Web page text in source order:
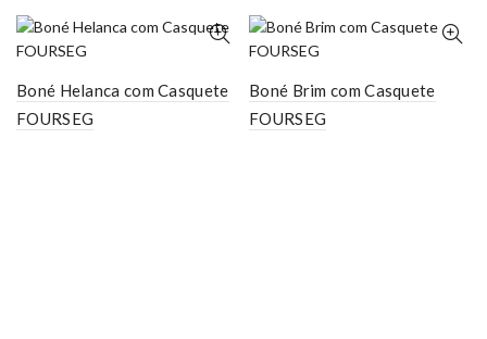
Boné Helanca com Casquete
FOURSEG
Boné Brim com Casquete
FOURSEG